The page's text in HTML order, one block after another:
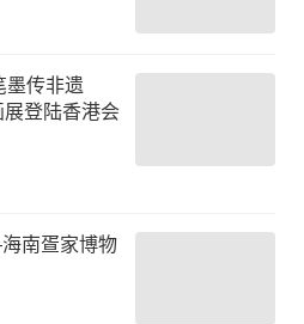
墨传非遗
登陆香港会
南疍家博物